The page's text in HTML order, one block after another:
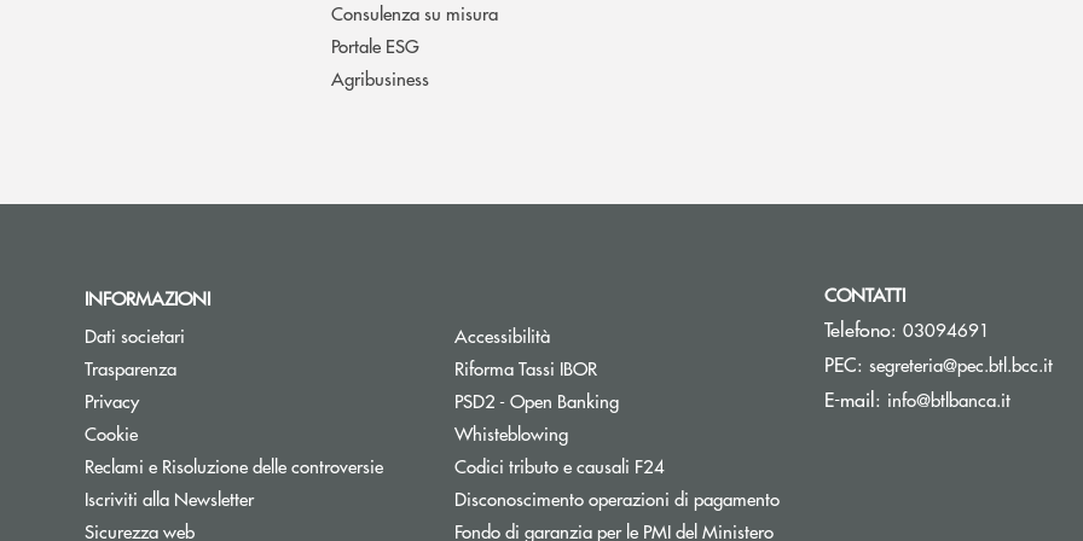
Consulenza su misura
Portale ESG
Agribusiness
INFORMAZIONI
Dati societari
Trasparenza
Privacy
Cookie
Reclami e Risoluzione delle controversie
Iscriviti alla NewsletterApre una nuova finestra
Sicurezza web
Accessibilità
Riforma Tassi IBOR
PSD2 - Open Banking
Whisteblowing
Codici tributo e causali F24
Disconoscimento operazioni di pagamento
Fondo di garanzia per le PMI del Ministero
CONTATTI
Telefono: 03094691
PEC: segreteria@pec.btl.bcc.it(si
E-mail: info@btlbanca.it(si apre